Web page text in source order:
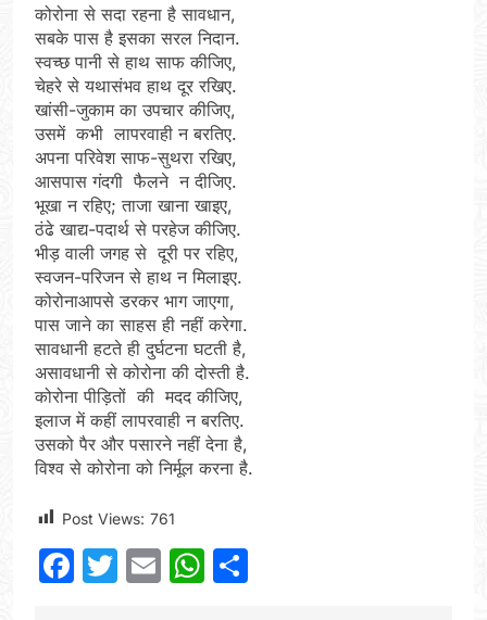
कोरोना से सदा रहना है सावधान,
सबके पास है इसका सरल निदान.
स्वच्छ पानी से हाथ साफ कीजिए,
चेहरे से यथासंभव हाथ दूर रखिए.
खांसी-जुकाम का उपचार कीजिए,
उसमें कभी लापरवाही न बरतिए.
अपना परिवेश साफ-सुथरा रखिए,
आसपास गंदगी फैलने न दीजिए.
भूखा न रहिए; ताजा खाना खाइए,
ठंढे खाद्य-पदार्थ से परहेज कीजिए.
भीड़ वाली जगह से दूरी पर रहिए,
स्वजन-परिजन से हाथ न मिलाइए.
कोरोनाआपसे डरकर भाग जाएगा,
पास जाने का साहस ही नहीं करेगा.
सावधानी हटते ही दुर्घटना घटती है,
असावधानी से कोरोना की दोस्ती है.
कोरोना पीड़ितों की मदद कीजिए,
इलाज में कहीं लापरवाही न बरतिए.
उसको पैर और पसारने नहीं देना है,
विश्व से कोरोना को निर्मूल करना है.
Post Views: 761
Facebook
Twitter
EmailWhatsApp